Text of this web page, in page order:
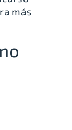
más